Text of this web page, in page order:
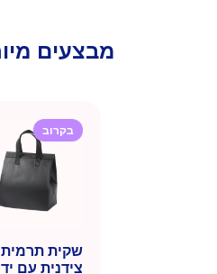
מבצעים
בקרוב
שקית תרמית
צידנית עם